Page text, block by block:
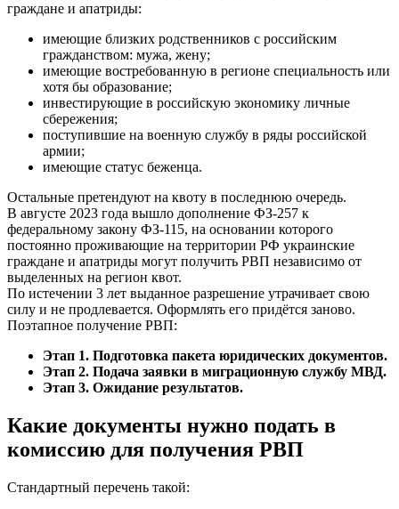
граждане и апатриды:
имеющие близких родственников с российским
гражданством: мужа, жену;
имеющие востребованную в регионе специальность или
хотя бы образование;
инвестирующие в российскую экономику личные
сбережения;
поступившие на военную службу в ряды российской
армии;
имеющие статус беженца.
Остальные претендуют на квоту в последнюю очередь.
В августе 2023 года вышло дополнение ФЗ-257 к
федеральному закону ФЗ-115, на основании которого
постоянно проживающие на территории РФ украинские
граждане и апатриды могут получить РВП независимо от
выделенных на регион квот.
По истечении 3 лет выданное разрешение утрачивает свою
силу и не продлевается. Оформлять его придётся заново.
Поэтапное получение РВП:
Этап 1. Подготовка пакета юридических документов.
Этап 2. Подача заявки в миграционную службу МВД.
Этап 3. Ожидание результатов.
Какие документы нужно подать в
комиссию для получения РВП
Стандартный перечень такой: